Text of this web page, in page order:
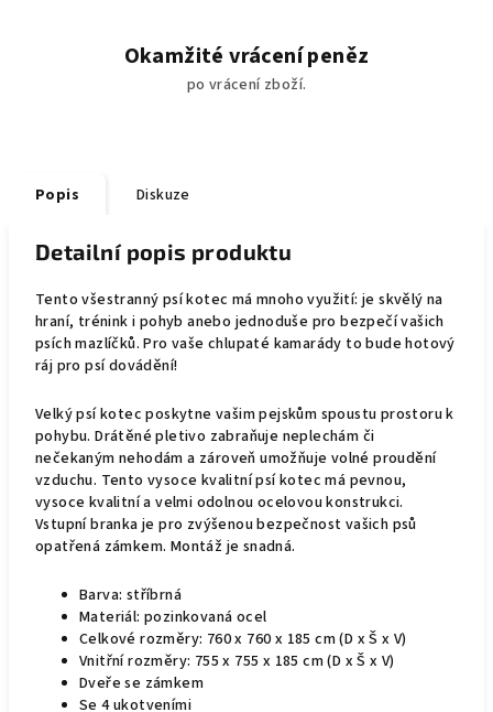
Okamžité vrácení peněz
po vrácení zboží.
Popis Diskuze
Detailní popis produktu
Tento všestranný psí kotec má mnoho využití: je skvělý na
hraní, trénink i pohyb anebo jednoduše pro bezpečí vašich
psích mazlíčků. Pro vaše chlupaté kamarády to bude hotový
ráj pro psí dovádění!
Velký psí kotec poskytne vašim pejskům spoustu prostoru k
pohybu. Drátěné pletivo zabraňuje neplechám či
nečekaným nehodám a zároveň umožňuje volné proudění
vzduchu. Tento vysoce kvalitní psí kotec má pevnou,
vysoce kvalitní a velmi odolnou ocelovou konstrukci.
Vstupní branka je pro zvýšenou bezpečnost vašich psů
opatřená zámkem. Montáž je snadná.
Barva: stříbrná
Materiál: pozinkovaná ocel
Celkové rozměry: 760 x 760 x 185 cm (D x Š x V)
Vnitřní rozměry: 755 x 755 x 185 cm (D x Š x V)
Dveře se zámkem
Se 4 ukotveními